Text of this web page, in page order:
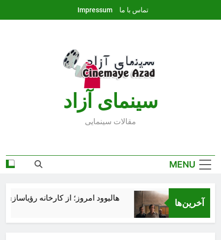
تماس با ما Impressum
سينماى آزاد
مقالات سينمايى
MENU
آخرین‌ها هالیوود امروز؛ از کارخانه رؤیاسازی